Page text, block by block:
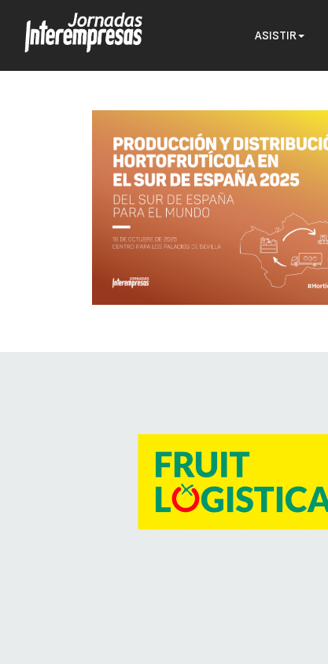
ASISTIR